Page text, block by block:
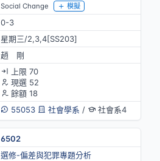
Social Change 模擬
0-3
星期三/2,3,4[SS203]
趙 剛
上限 70
現選 52
餘額 18
55053
社會學系 / 社會系4
6502
選修-偏差與犯罪專題分析